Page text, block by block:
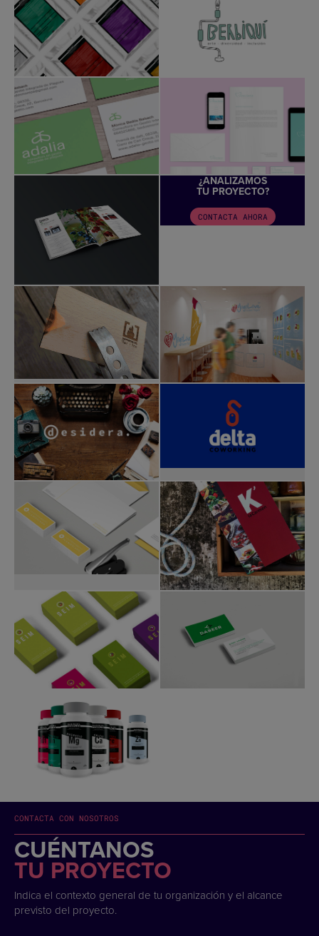
¿ANALIZAMOS
TU PROYECTO?
CONTACTA AHORA
CONTACTA CON NOSOTROS
CUÉNTANOS
TU PROYECTO
Indica el contexto general de tu organización y el alcance
previsto del proyecto.